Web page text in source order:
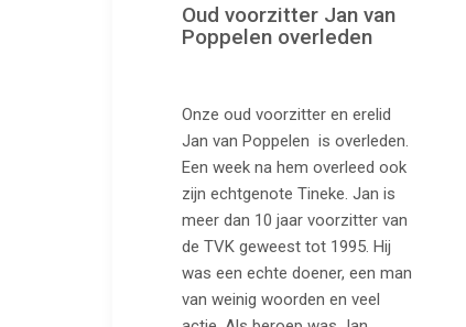
Oud voorzitter Jan van
Poppelen overleden
Onze oud voorzitter en erelid
Jan van Poppelen is overleden.
Een week na hem overleed ook
zijn echtgenote Tineke. Jan is
meer dan 10 jaar voorzitter van
de TVK geweest tot 1995. Hij
was een echte doener, een man
van weinig woorden en veel